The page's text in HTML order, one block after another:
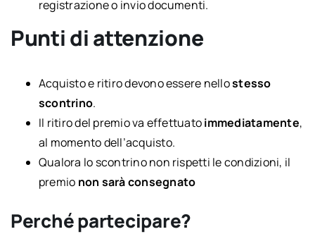
registrazione o invio documenti.
Punti di attenzione
Acquisto e ritiro devono essere nellostesso
scontrino.
Il ritiro del premio va effettuatoimmediatamente,
al momento dell’acquisto.
Qualora lo scontrino non rispetti le condizioni, il
premio non sarà consegnato
Perché partecipare?